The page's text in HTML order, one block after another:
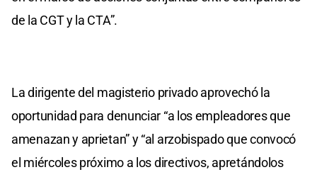
de la CGT y la CTA”.
La dirigente del magisterio privado aprovechó la
oportunidad para denunciar “a los empleadores que
amenazan y aprietan” y “al arzobispado que convocó
el miércoles próximo a los directivos, apretándolos